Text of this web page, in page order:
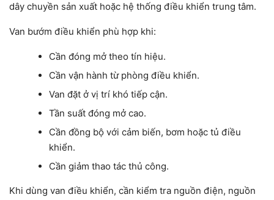
dây chuyền sản xuất hoặc hệ thống điều khiển trung tâm.
Van bướm điều khiển phù hợp khi:
Cần đóng mở theo tín hiệu.
Cần vận hành từ phòng điều khiển.
Van đặt ở vị trí khó tiếp cận.
Tần suất đóng mở cao.
Cần đồng bộ với cảm biến, bơm hoặc tủ điều
khiển.
Cần giảm thao tác thủ công.
Khi dùng van điều khiển, cần kiểm tra nguồn điện, nguồn